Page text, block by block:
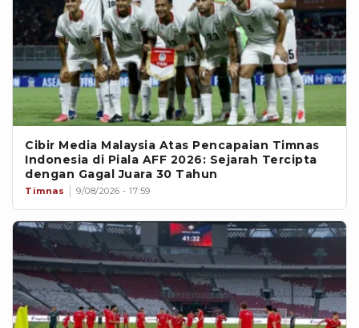
Cibir Media Malaysia Atas Pencapaian Timnas
Indonesia di Piala AFF 2026: Sejarah Tercipta
dengan Gagal Juara 30 Tahun
Timnas 9/08/2026 - 17:59